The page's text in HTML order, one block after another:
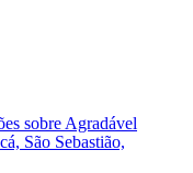
sobre Agradável
São Sebastião,